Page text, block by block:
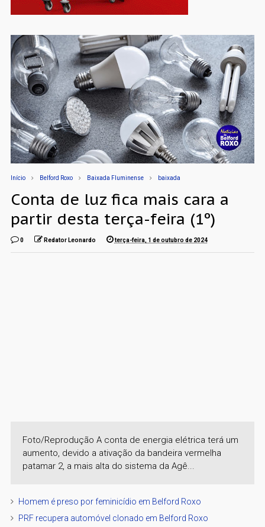
Início Belford Roxo Baixada Fluminense baixada
Conta de luz fica mais cara a
partir desta terça-feira (1º)
0 Redator Leonardo terça-feira, 1 de outubro de 2024
Foto/Reprodução A conta de energia elétrica terá um
aumento, devido a ativação da bandeira vermelha
patamar 2, a mais alta do sistema da Agê...
Homem é preso por feminicídio em Belford Roxo
PRF recupera automóvel clonado em Belford Roxo